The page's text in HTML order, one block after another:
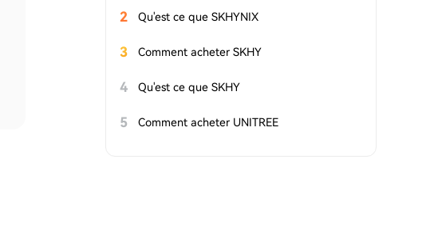
2 Qu'est ce que SKHYNIX
3 Comment acheter SKHY
4 Qu'est ce que SKHY
5 Comment acheter UNITREE